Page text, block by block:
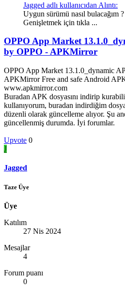
Jagged adlı kullanıcıdan Alıntı:
Uygun sürümü nasıl bulacağım ?
Genişletmek için tıkla ...
OPPO App Market
by OPPO - APKMirror
OPPO App Market 13.1.0_dynamic
APKMirror Free and safe Android
www.apkmirror.com
Buradan APK dosyasını indirip
kullanıyorum, buradan indirdiğim
düzenli olarak güncelleme alıyor. Şu
güncellenmiş durumda. İyi forumlar.
Upvote 0
J
Jagged
Taze Üye
Üye
Katılım
27 Nis 2024
Mesajlar
4
Forum puanı
0